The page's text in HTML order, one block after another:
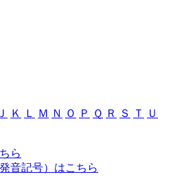
Ｊ Ｋ Ｌ Ｍ Ｎ Ｏ Ｐ Ｑ Ｒ Ｓ Ｔ
Ｕ
ら
音記号）はこちら